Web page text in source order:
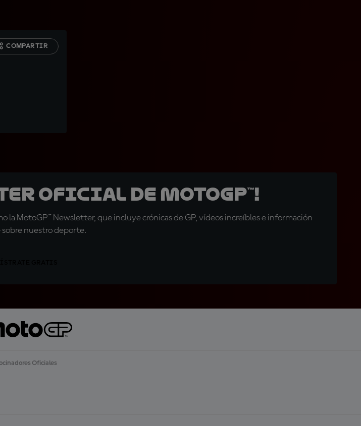
COMPARTIR
oficial de MotoGP™!
la MotoGP™ Newsletter, que incluye crónicas de GP, vídeos increíbles e información
nuestro deporte.
Oficiales